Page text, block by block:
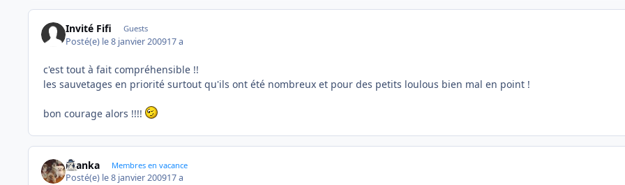
Invité Fifi Guests
Posté(e) le 8 janvier 200917 a
c'est tout à fait compréhensible !!
les sauvetages en priorité surtout qu'ils ont été nombreux et pour des petits loulous bien mal en point !
bon courage alors !!!!
branka Membres en vacance
Posté(e) le 8 janvier 200917 a